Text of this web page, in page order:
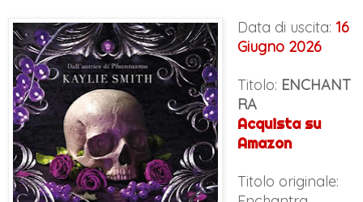
Data di uscita: 16
Giugno 2026
Titolo: ENCHANT
RA
Acquista su
Amazon
Titolo originale: